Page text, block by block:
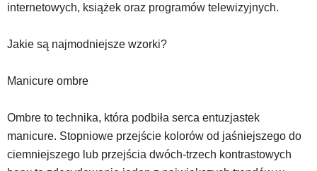
internetowych, książek oraz programów telewizyjnych.
Jakie są najmodniejsze wzorki?
Manicure ombre
Ombre to technika, która podbiła serca entuzjastek
manicure. Stopniowe przejście kolorów od jaśniejszego do
ciemniejszego lub przejścia dwóch-trzech kontrastowych